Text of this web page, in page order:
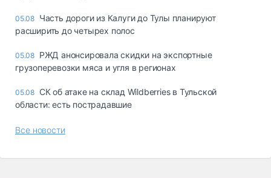
05.08 Часть дороги из Калуги до Тулы планируют
расширить до четырех полос
05.08 РЖД анонсировала скидки на экспортные
грузоперевозки мяса и угля в регионах
05.08 СК об атаке на склад Wildberries в Тульской
области: есть пострадавшие
Все новости